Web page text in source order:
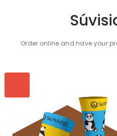
Order online and have your